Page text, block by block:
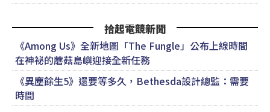
拾起電競新聞
《Among Us》全新地圖「The Fungle」公布上線時間
在神祕的蘑菇島嶼迎接全新任務
《異塵餘生5》還要等多久，Bethesda設計總監：需要
時間